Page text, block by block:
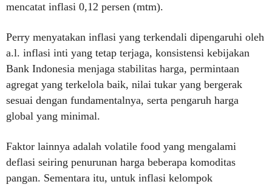
mencatat inflasi 0,12 persen (mtm).
Perry menyatakan inflasi yang terkendali dipengaruhi oleh
a.l. inflasi inti yang tetap terjaga, konsistensi kebijakan
Bank Indonesia menjaga stabilitas harga, permintaan
agregat yang terkelola baik, nilai tukar yang bergerak
sesuai dengan fundamentalnya, serta pengaruh harga
global yang minimal.
Faktor lainnya adalah volatile food yang mengalami
deflasi seiring penurunan harga beberapa komoditas
pangan. Sementara itu, untuk inflasi kelompok